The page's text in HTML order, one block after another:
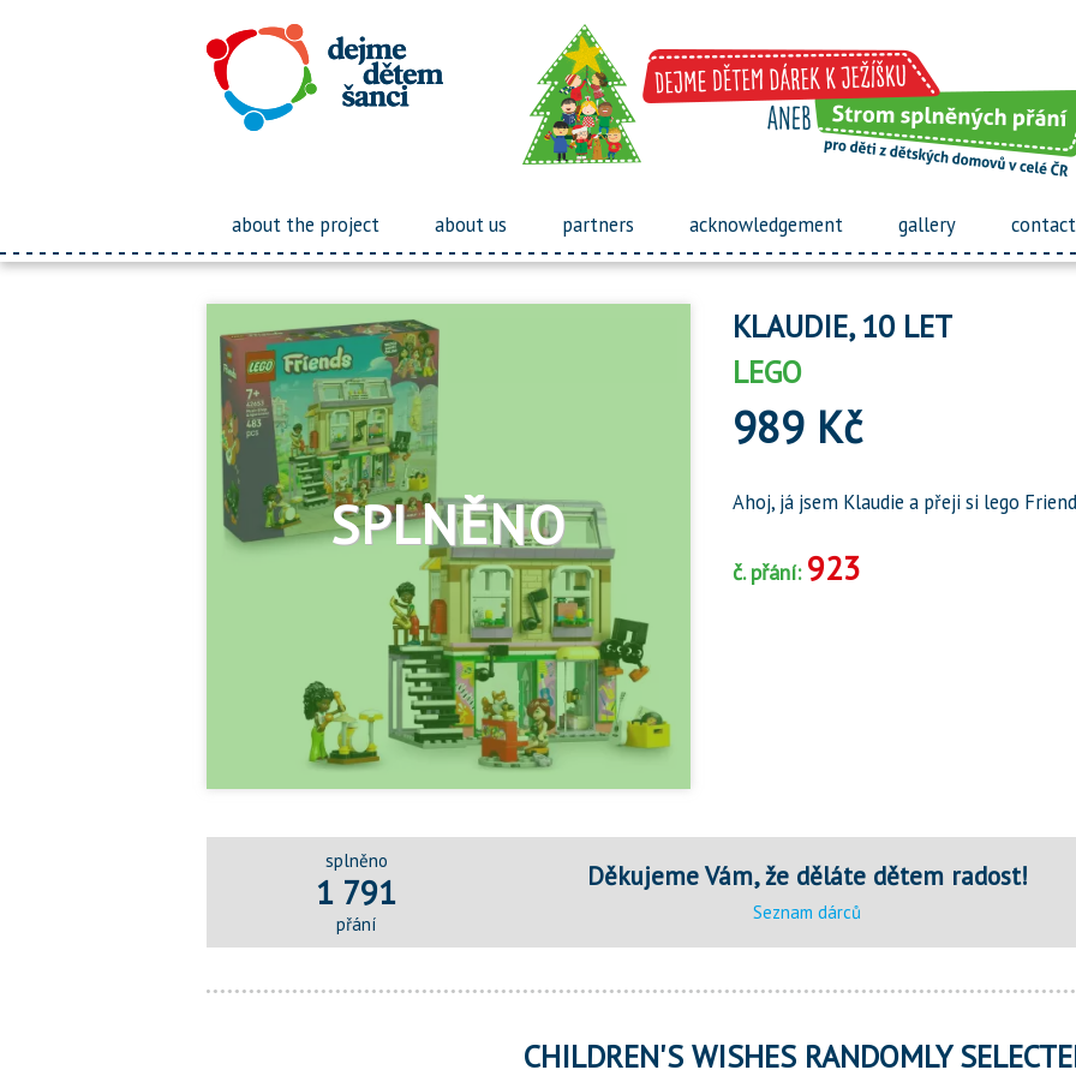
about the project about us partners acknowledgement gallery contact
KLAUDIE, 10 LET
LEGO
989 Kč
Ahoj, já jsem Klaudie a přeji si lego
č. přání: 923
splněno
1 791
přání
Děkujeme Vám, že děláte dětem radost!
Seznam dárců
CHILDREN'S WISHES RANDOMLY